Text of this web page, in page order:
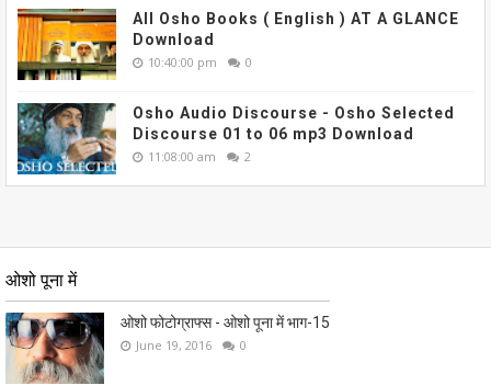
All Osho Books ( English ) AT A GLANCE
Download
10:40:00 pm 0
Osho Audio Discourse - Osho Selected
Discourse 01 to 06 mp3 Download
11:08:00 am 2
ओशो पूना में
ओशो फोटोग्राफ्स - ओशो पूना में भाग-15
June 19, 2016 0